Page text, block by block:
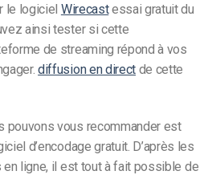
le logiciel Wirecastessai gratuit du
ainsi tester si cette
de streaming répond à vos
diffusion en direct de cette
pouvons vous recommander est
d’encodage gratuit. D’après les
ligne, il est tout à fait possible de